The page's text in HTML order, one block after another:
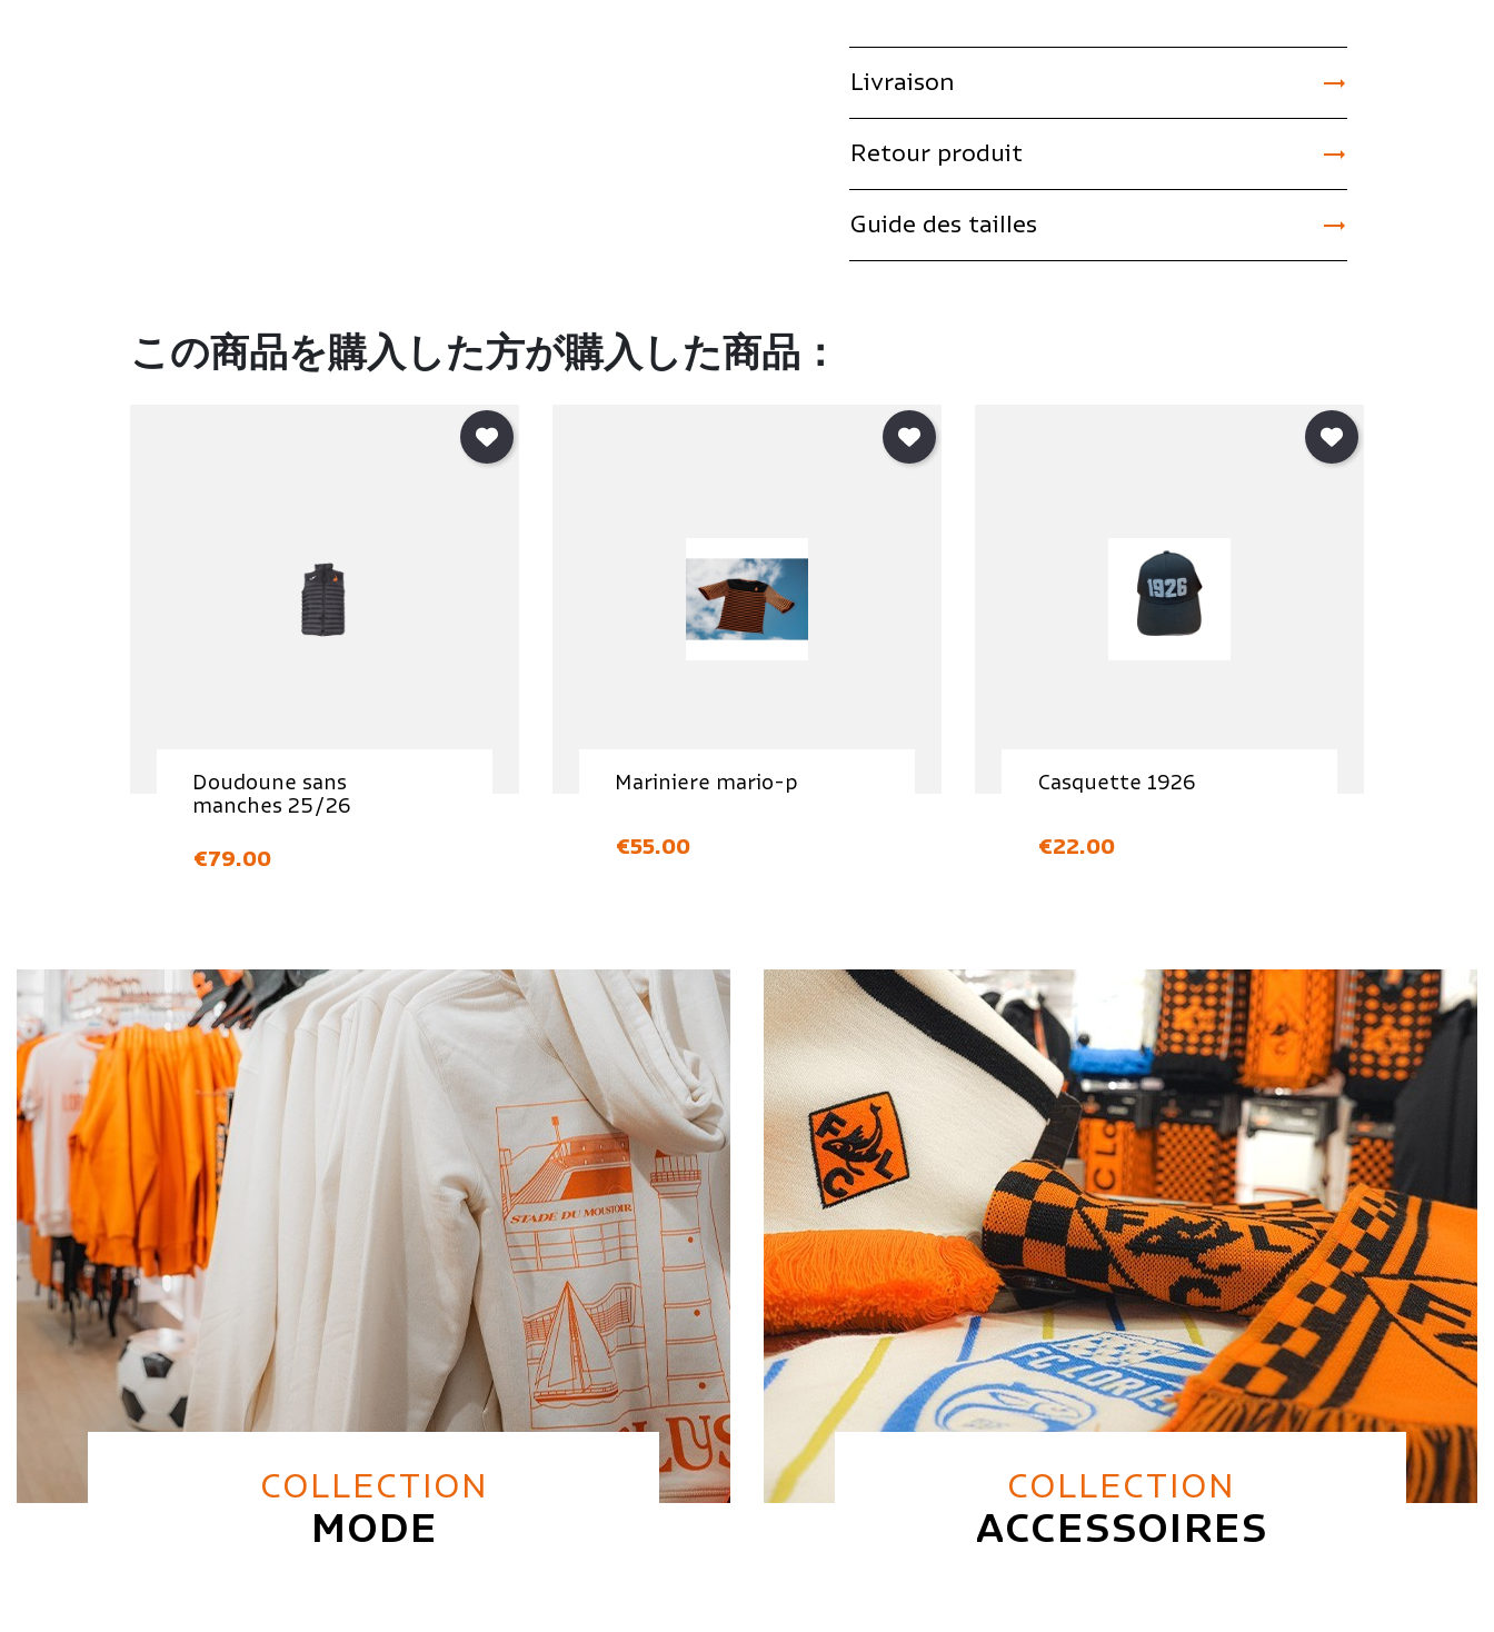
Livraison 
Retour produit 
Guide des tailles 
この商品を購入した方が購入した商品：
Doudoune sans
manches 25/26
価格
€79.00
Mariniere mario-p
価格
€55.00
Casquette 1926
価格
€22.00
COLLECTION
MODE
COLLECTION
ACCESSOIRES